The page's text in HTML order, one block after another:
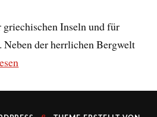
Inseln und für
Neben der herrlichen Bergwelt